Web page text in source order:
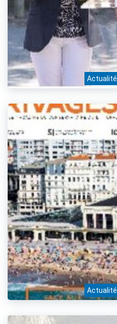
Actualité
Actualité